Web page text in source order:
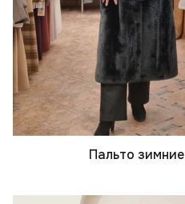
Пальто зимние